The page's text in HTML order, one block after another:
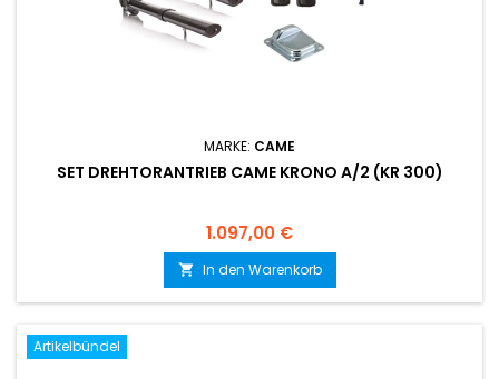
MARKE: CAME
SET DREHTORANTRIEB CAME KRONO A/2 (KR 300)
Preis
1.097,00 €
 In den Warenkorb
Artikelbündel